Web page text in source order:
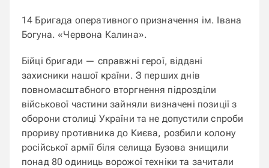
14 Бригада оперативного призначення ім. Івана
Богуна. «Червона Калина».
Бійці бригади — справжні герої, віддані
захисники нашої країни. З перших днів
повномасштабного вторгнення підрозділи
військової частини зайняли визначені позиції з
оборони столиці України та не допустили спроби
прориву противника до Києва, розбили колону
російської армії біля селища Бузова знищили
понад 80 одиниць ворожої техніки та зачитали